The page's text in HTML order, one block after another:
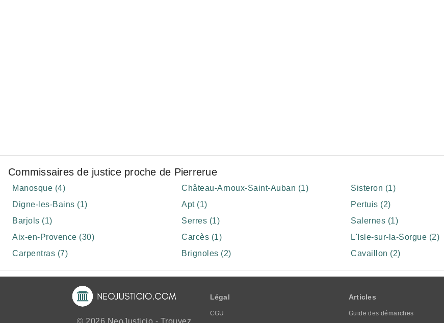
Commissaires de justice proche de Pierrerue
Manosque (4) Château-Arnoux-Saint-Auban (1) Sisteron (1)
Digne-les-Bains (1)
Apt (1) Pertuis (2)
Barjols (1)
Serres (1) Salernes (1)
Aix-en-Provence (30)
Carcès (1) L'Isle-sur-la-Sorgue (2)
Carpentras (7)
Brignoles (2) Cavaillon (2)
© 2026 NeoJusticio - Trouvez
Légal
CGU
Articles
Guide des démarches